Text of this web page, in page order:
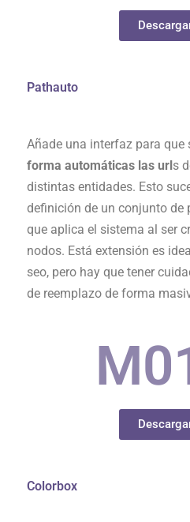
Pathauto
Añade una interfaz para que
forma automáticas las urls
distintas entidades. Esto
definición de un conjunto de
que aplica el sistema al ser
nodos. Está extensión es
seo, pero hay que tener
de reemplazo de forma
M0
Colorbox